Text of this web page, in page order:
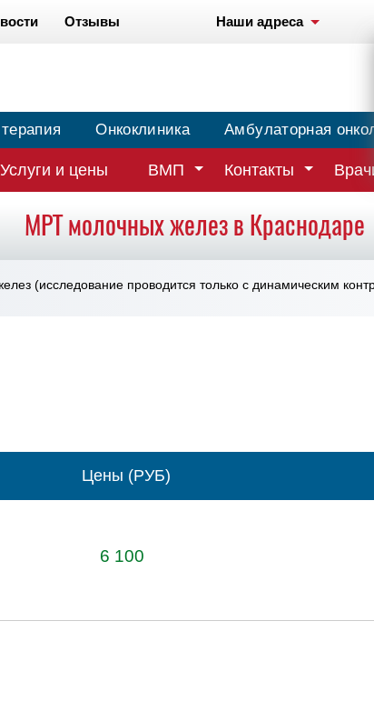
Отзывы Наши адреса
Онкоклиника Амбулаторная
Услуги и цены ВМП Контакты
МРТ молочных желез в Краснодаре
(исследование проводится только с динамическим
Цены (РУБ)
6 100